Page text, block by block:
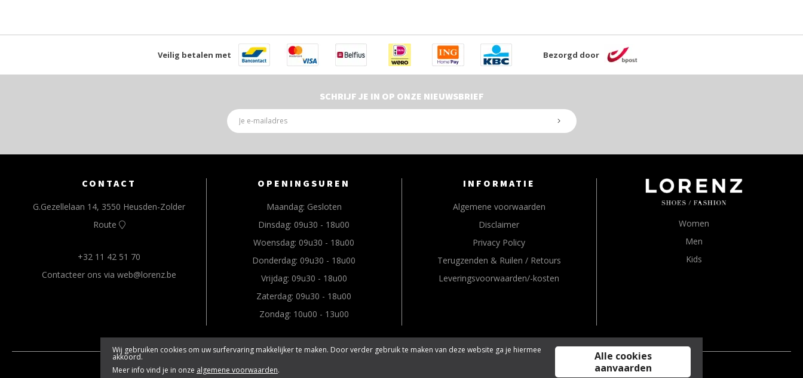
Veilig betalen met Bezorgd door
SCHRIJF JE IN OP ONZE NIEUWSBRIEF
CONTACT
G.Gezellelaan 14, 3550 Heusden-Zolder
Route
+32 11 42 51 70
Contacteer ons via web@lorenz.be
OPENINGSUREN
Maandag: Gesloten
Dinsdag: 09u30 - 18u00
Woensdag: 09u30 - 18u00
Donderdag: 09u30 - 18u00
Vrijdag: 09u30 - 18u00
Zaterdag: 09u30 - 18u00
Zondag: 10u00 - 13u00
INFORMATIE
Algemene voorwaarden
Disclaimer
Privacy Policy
Terugzenden & Ruilen / Retours
Leveringsvoorwaarden/-kosten
Women
Men
Kids
© 2026 www.lorenz.be | Powered by
Wij gebruiken cookies om uw surfervaring makkelijker te maken. Door verder gebruik te maken van deze website ga je hiermee
akkoord.
Meer info vind je in onze algemene voorwaarden.
Alle cookies
aanvaarden